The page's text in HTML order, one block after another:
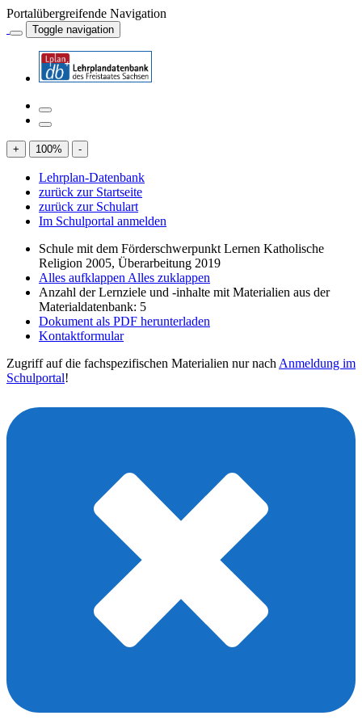
Portalübergreifende Navigation
Toggle navigation
+ 100% -
Lehrplan-Datenbank
zurück zur Startseite
zurück zur Schulart
Im Schulportal anmelden
Schule mit dem Förderschwerpunkt Lernen Katholische
Religion 2005, Überarbeitung 2019
Alles aufklappen Alles zuklappen
Anzahl der Lernziele und -inhalte mit Materialien aus der
Materialdatenbank: 5
Dokument als PDF herunterladen
Kontaktformular
Zugriff auf die fachspezifischen Materialien nur nach Anmeldung im
Schulportal!